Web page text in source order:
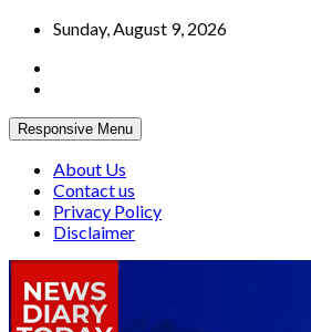
Skip
content
Sunday, August 9, 2026
Responsive Menu
About Us
Contact us
Privacy Policy
Disclaimer